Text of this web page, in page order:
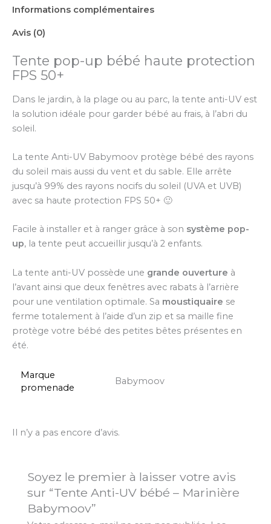
Informations complémentaires
Avis (0)
Tente pop-up bébé haute protection
FPS 50+
Dans le jardin, à la plage ou au parc, la tente anti-UV est
la solution idéale pour garder bébé au frais, à l’abri du
soleil.
La tente Anti-UV Babymoov protège bébé des rayons
du soleil mais aussi du vent et du sable. Elle arrête
jusqu’à 99% des rayons nocifs du soleil (UVA et UVB)
avec sa haute protection FPS 50+ 🙂
Facile à installer et à ranger grâce à son système pop-
up, la tente peut accueillir jusqu’à 2 enfants.
La tente anti-UV possède une grande ouverture à
l’avant ainsi que deux fenêtres avec rabats à l’arrière
pour une ventilation optimale. Sa moustiquaire se
ferme totalement à l’aide d’un zip et sa maille fine
protège votre bébé des petites bêtes présentes en
été.
Marque
promenade
Babymoov
Il n’y a pas encore d’avis.
Soyez le premier à laisser votre avis
sur “Tente Anti-UV bébé – Marinière
Babymoov”